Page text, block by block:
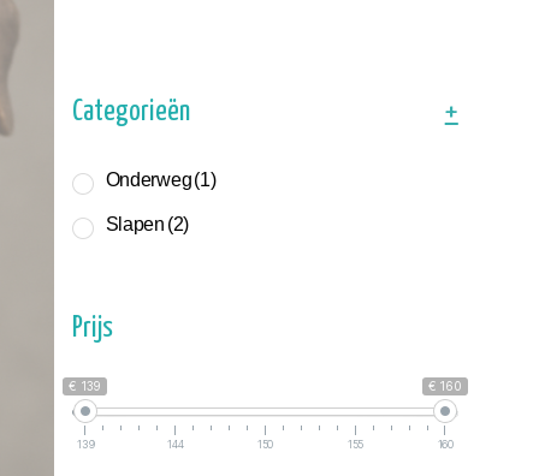
Categorieën +
Onderweg(1)
Slapen (2)
Prijs
€ 139 € 160
139 144 150 155 160